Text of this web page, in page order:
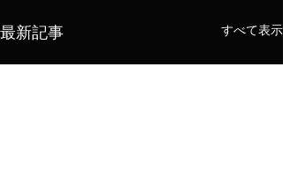
最新記事 すべて表示